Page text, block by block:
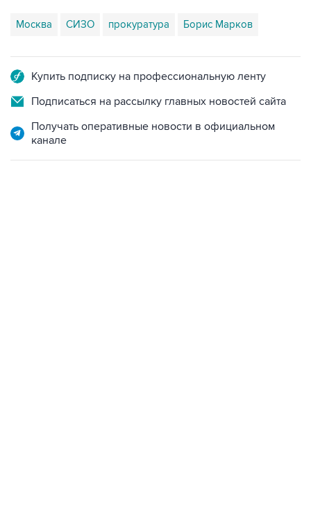
Москва СИЗО прокуратура Борис Марков
Купить подписку на профессиональную ленту
Подписаться на рассылку главных новостей сайта
Получать оперативные новости в официальном
канале